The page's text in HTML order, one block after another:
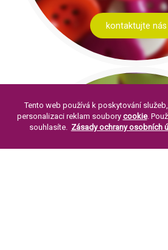
kontaktujte nás
Tento web používá k poskytování
personalizaci reklam soubory cookie.
souhlasíte. Zásady ochrany osobních